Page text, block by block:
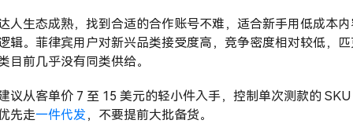
人生态成熟，找到合适的合作账号不难，适合新手用低成本
辑。菲律宾用户对新兴品类接受度高，竞争密度相对较低，匹
目前几乎没有同类供给。
议从客单价 7 至 15 美元的轻小件入手，控制单次测款的 SKU
先走一件代发 ，不要提前大批备货。